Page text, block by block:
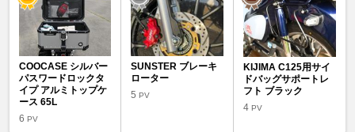
COOCASE シルバー
パスワードロックタ
イプ アルミトップケ
ース 65L
6 PV
SUNSTER ブレーキ
ローター
5PV
KIJIMA C125用サイ
ドバッグサポートレ
フト ブラック
4 PV